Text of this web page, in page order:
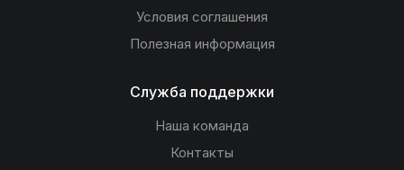
Условия соглашения
Полезная информация
Служба поддержки
Наша команда
Контакты